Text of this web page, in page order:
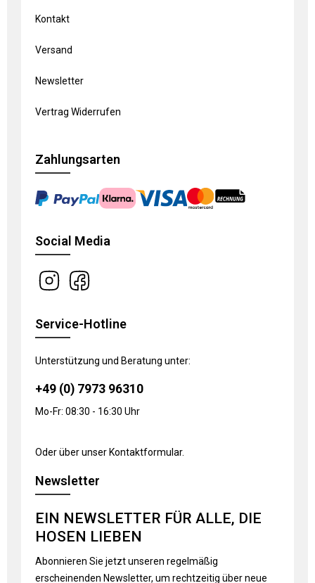
Kontakt
Versand
Newsletter
Vertrag Widerrufen
Zahlungsarten
Social Media
Service-Hotline
Unterstützung und Beratung unter:
+49 (0) 7973 96310
Mo-Fr: 08:30 - 16:30 Uhr
Oder über unser Kontaktformular.
Newsletter
EIN NEWSLETTER FÜR ALLE, DIE
HOSEN LIEBEN
Abonnieren Sie jetzt unseren regelmäßig
erscheinenden Newsletter, um rechtzeitig über neue